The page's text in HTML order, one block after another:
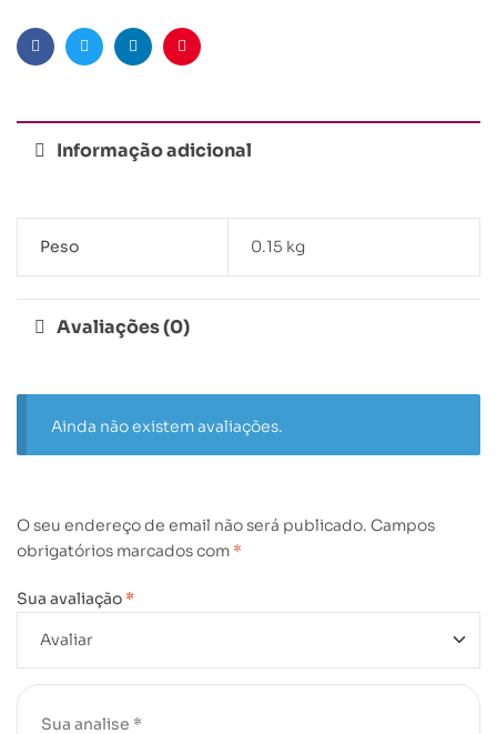
FacebookTwitterLinkedinPinterest
Informação adicional
Peso 0.15 kg
Avaliações (0)
Ainda não existem avaliações.
O seu endereço de email não será publicado. Campos
obrigatórios marcados com *
Sua avaliação *